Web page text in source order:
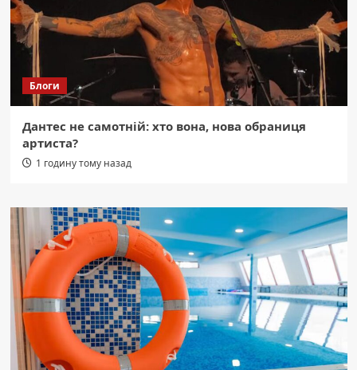
Блоги
Дантес не самотній: хто вона, нова обраниця
артиста?
1 годину тому назад